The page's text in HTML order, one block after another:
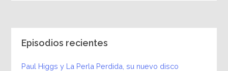
Episodios recientes
Paul Higgs y La Perla Perdida, su nuevo disco